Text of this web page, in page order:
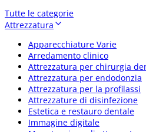
Tutte le categorie
Attrezzatura
Apparecchiature Varie
Arredamento clinico
Attrezzatura per chirurgia
Attrezzatura per endodonzia
Attrezzatura per la profilassi
Attrezzature di disinfezione
Estetica e restauro dentale
Immagine digitale